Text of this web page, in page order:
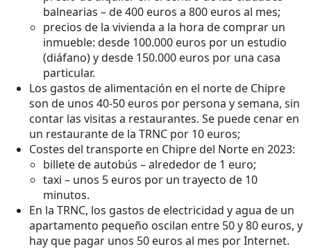
balnearias – de 400 euros a 800 euros al mes;
precios de la vivienda a la hora de comprar un
inmueble: desde 100.000 euros por un estudio
(diáfano) y desde 150.000 euros por una casa
particular.
Los gastos de alimentación en el norte de Chipre
son de unos 40-50 euros por persona y semana, sin
contar las visitas a restaurantes. Se puede cenar en
un restaurante de la TRNC por 10 euros;
Costes del transporte en Chipre del Norte en 2023:
billete de autobús – alrededor de 1 euro;
taxi – unos 5 euros por un trayecto de 10
minutos.
En la TRNC, los gastos de electricidad y agua de un
apartamento pequeño oscilan entre 50 y 80 euros, y
hay que pagar unos 50 euros al mes por Internet.